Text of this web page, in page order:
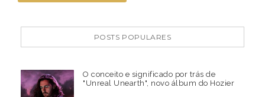
POSTS POPULARES
O conceito e significado por trás de
"Unreal Unearth", novo álbum do Hozier